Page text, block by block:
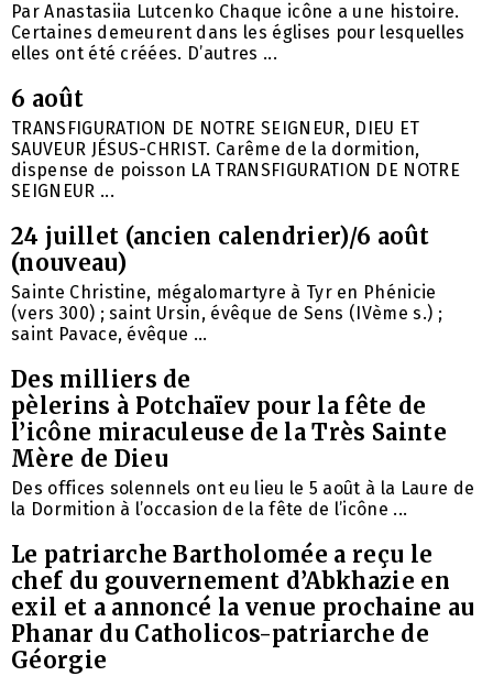
Par Anastasiia Lutcenko Chaque icône a une histoire.
Certaines demeurent dans les églises pour lesquelles
elles ont été créées. D’autres ...
6 août
TRANSFIGURATION DE NOTRE SEIGNEUR, DIEU ET
SAUVEUR JÉSUS-CHRIST. Carême de la dormition,
dispense de poisson LA TRANSFIGURATION DE NOTRE
SEIGNEUR ...
24 juillet (ancien calendrier)/6 août
(nouveau)
Sainte Christine, mégalomartyre à Tyr en Phénicie
(vers 300) ; saint Ursin, évêque de Sens (IVème s.) ;
saint Pavace, évêque ...
Des milliers de
pèlerins à Potchaïev pour la fête de
l’icône miraculeuse de la Très Sainte
Mère de Dieu
Des offices solennels ont eu lieu le 5 août à la Laure de
la Dormition à l’occasion de la fête de l’icône ...
Le patriarche Bartholomée a reçu le
chef du gouvernement d’Abkhazie en
exil et a annoncé la venue prochaine au
Phanar du Catholicos-patriarche de
Géorgie